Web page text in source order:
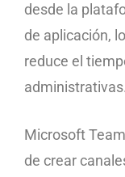
desde la
de aplicación,
reduce el
administrativas.
Microsoft
de crear